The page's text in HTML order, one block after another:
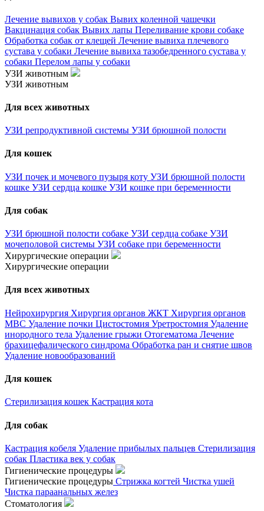
Лечение вывихов у собак Вывих коленной чашечки
Вакцинация собак Вывих лапы Переливание крови собаке
Обработка собак от клещей Лечение вывиха плечевого
сустава у собаки Лечение вывиха тазобедренного сустава у
собаки Перелом лапы у собаки
УЗИ животным
УЗИ животным
Для всех животных
УЗИ репродуктивной системы УЗИ брюшной полости
Для кошек
УЗИ почек и мочевого пузыря коту УЗИ брюшной полости
кошке УЗИ сердца кошке УЗИ кошке при беременности
Для собак
УЗИ брюшной полости собаке УЗИ сердца собаке УЗИ
мочеполовой системы УЗИ собаке при беременности
Хирургические операции
Хирургические операции
Для всех животных
Нейрохирургия Хирургия органов ЖКТ Хирургия органов
МВС Удаление почки Цистостомия Уретростомия Удаление
инородного тела Удаление грыжи Отогематома Лечение
брахицефалического синдрома Обработка ран и снятие швов
Удаление новообразований
Для кошек
Стерилизация кошек Кастрация кота
Для собак
Кастрация кобеля Удаление прибылых пальцев Стерилизация
собак Пластика век у собак
Гигиенические процедуры
Гигиенические процедуры Стрижка когтей Чистка ушей
Чистка параанальных желез
Стоматология